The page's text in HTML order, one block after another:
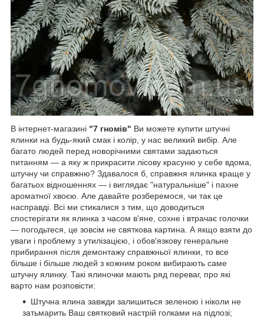
В інтернет-магазині "7 гномів" Ви можете купити штучні
ялинки на будь-який смак і колір, у нас великий вибір. Але
багато людей перед новорічними святами задаються
питанням ― а яку ж прикрасити лісову красуню у себе вдома,
штучну чи справжню? Здавалося б, справжня ялинка краще у
багатьох відношеннях ― і виглядає "натуральніше" і пахне
ароматної хвоєю. Але давайте розберемося, чи так це
насправді. Всі ми стикалися з тим, що доводиться
спостерігати як ялинка з часом в'яне, сохне і втрачає голочки
― погодьтеся, це зовсім не святкова картина. А якщо взяти до
уваги і проблему з утилізацією, і обов'язкову генеральне
прибирання після демонтажу справжньої ялинки, то все
більше і більше людей з кожним роком вибирають саме
штучну ялинку. Такі ялиночки мають ряд переваг, про які
варто нам розповісти:
Штучна ялина завжди залишиться зеленою і ніколи не
затьмарить Ваш святковий настрій голками на підлозі;